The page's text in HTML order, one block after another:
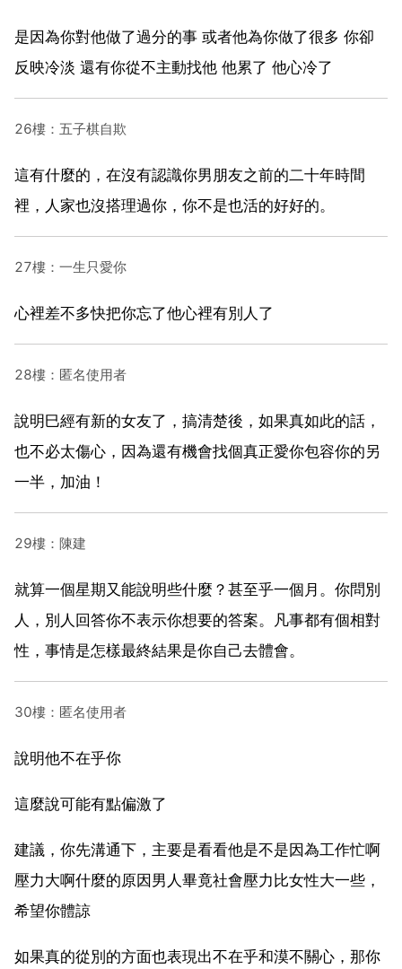
是因為你對他做了過分的事 或者他為你做了很多 你卻
反映冷淡 還有你從不主動找他 他累了 他心冷了
26樓：五子棋自欺
這有什麼的，在沒有認識你男朋友之前的二十年時間
裡，人家也沒搭理過你，你不是也活的好好的。
27樓：一生只愛你
心裡差不多快把你忘了他心裡有別人了
28樓：匿名使用者
說明巳經有新的女友了，搞清楚後，如果真如此的話，
也不必太傷心，因為還有機會找個真正愛你包容你的另
一半，加油！
29樓：陳建
就算一個星期又能說明些什麼？甚至乎一個月。你問別
人，別人回答你不表示你想要的答案。凡事都有個相對
性，事情是怎樣最終結果是你自己去體會。
30樓：匿名使用者
說明他不在乎你
這麼說可能有點偏激了
建議，你先溝通下，主要是看看他是不是因為工作忙啊
壓力大啊什麼的原因男人畢竟社會壓力比女性大一些，
希望你體諒
如果真的從別的方面也表現出不在乎和漠不關心，那你